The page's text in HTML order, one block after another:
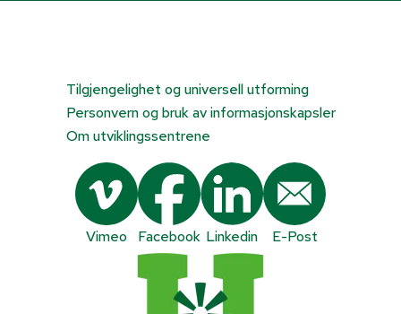
Tilgjengelighet og universell utforming
Personvern og bruk av informasjonskapsler
Om utviklingssentrene
Vimeo Facebook Linkedin E-Post